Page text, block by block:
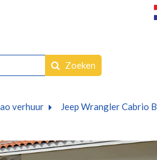
Zoeken
verhuur Jeep Wrangler Cabrio